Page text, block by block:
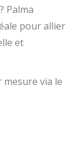
Palma
pour allier
et
via le